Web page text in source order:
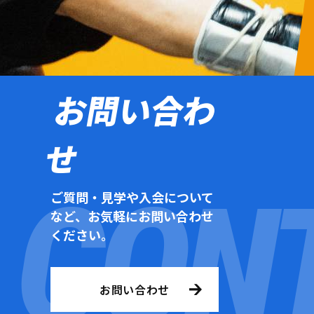
お問い合わ
せ
ご質問・見学や入会について
など、お気軽にお問い合わせ
ください。
お問い合わせ